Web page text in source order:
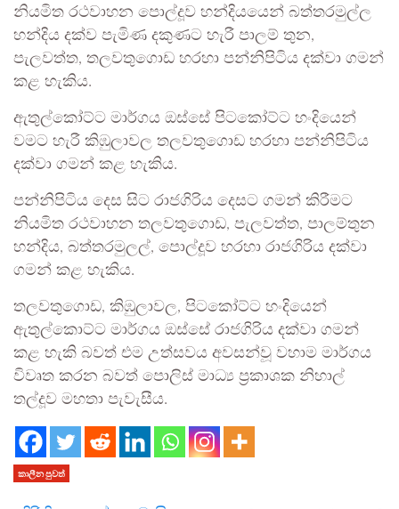
නියමිත රථවාහන පොල්දූව හන්දියයෙන් බත්තරමුල්ල
හන්දිය දක්ව පැමිණ දකුණට හැරී පාලම් තුන,
පැලවත්ත, තලවතුගොඩ හරහා පන්නිපිටිය දක්වා ගමන්
කළ හැකිය.
ඇතුල්කෝට්ට මාර්ගය ඔස්සේ පිටකෝට්ට හංදියෙන්
වමට හැරී කිඹුලාවල තලවතුගොඩ හරහා පන්නිපිටිය
දක්වා ගමන් කළ හැකිය.
පන්නිපිටිය දෙස සිට රාජගිරිය දෙසට ගමන් කිරීමට
නියමිත රථවාහන තලවතුගොඩ, පැලවත්ත, පාලම්තුන
හන්දිය, බත්තරමුලල්, පොල්දූව හරහා රාජගිරිය දක්වා
ගමන් කළ හැකිය.
තලවතුගොඩ, කිඹුලාවල, පිටකෝට්ට හංදියෙන්
ඇතුල්කොට්ට මාර්ගය ඔස්සේ රාජගිරිය දක්වා ගමන්
කළ හැකි බවත් එම උත්සවය අවසන්වූ වහාම මාර්ගය
විවෘත කරන බවත් පොලිස් මාධ්‍ය ප්‍රකාශක නිහාල්
තල්දූව මහතා පැවැසීය.
කාලීන පුවත්